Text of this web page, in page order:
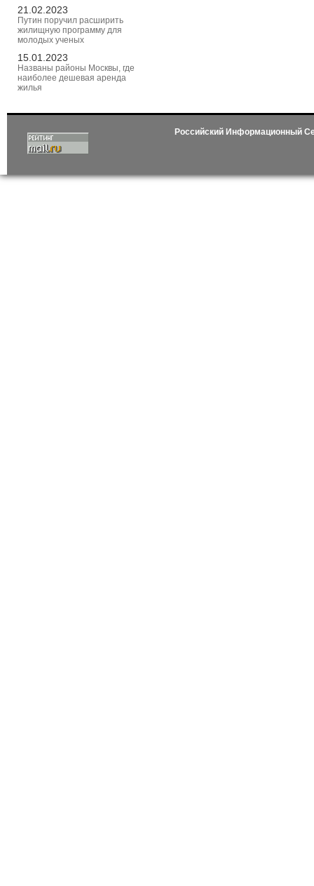
21.02.2023
Путин поручил расширить
жилищную программу для
молодых ученых
15.01.2023
Названы районы Москвы, где
наиболее дешевая аренда
жилья
Российский Информационный